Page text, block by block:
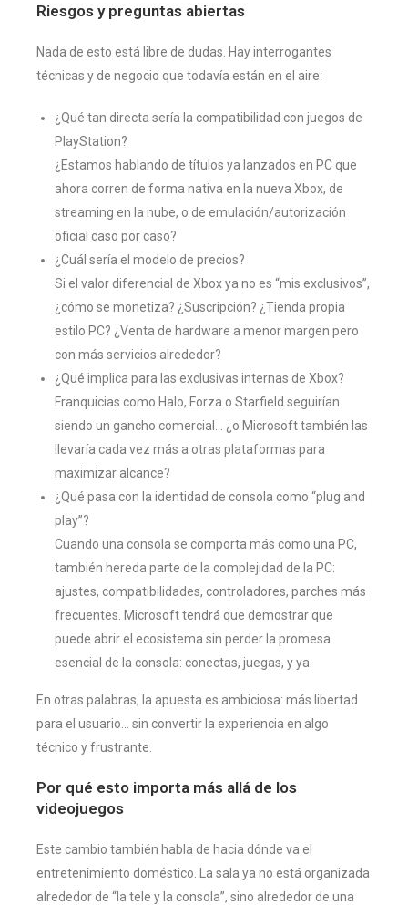
Riesgos y preguntas abiertas
Nada de esto está libre de dudas. Hay interrogantes
técnicas y de negocio que todavía están en el aire:
¿Qué tan directa sería la compatibilidad con juegos de
PlayStation?
¿Estamos hablando de títulos ya lanzados en PC que
ahora corren de forma nativa en la nueva Xbox, de
streaming en la nube, o de emulación/autorización
oficial caso por caso?
¿Cuál sería el modelo de precios?
Si el valor diferencial de Xbox ya no es “mis exclusivos”,
¿cómo se monetiza? ¿Suscripción? ¿Tienda propia
estilo PC? ¿Venta de hardware a menor margen pero
con más servicios alrededor?
¿Qué implica para las exclusivas internas de Xbox?
Franquicias como Halo, Forza o Starfield seguirían
siendo un gancho comercial… ¿o Microsoft también las
llevaría cada vez más a otras plataformas para
maximizar alcance?
¿Qué pasa con la identidad de consola como “plug and
play”?
Cuando una consola se comporta más como una PC,
también hereda parte de la complejidad de la PC:
ajustes, compatibilidades, controladores, parches más
frecuentes. Microsoft tendrá que demostrar que
puede abrir el ecosistema sin perder la promesa
esencial de la consola: conectas, juegas, y ya.
En otras palabras, la apuesta es ambiciosa: más libertad
para el usuario… sin convertir la experiencia en algo
técnico y frustrante.
Por qué esto importa más allá de los
videojuegos
Este cambio también habla de hacia dónde va el
entretenimiento doméstico. La sala ya no está organizada
alrededor de “la tele y la consola”, sino alrededor de una